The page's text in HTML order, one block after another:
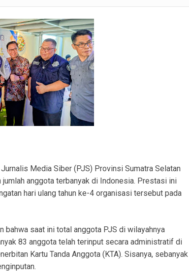
Masyarakat Hindari Membakar Lahan
Kerja Bahas Koordinasi Operasional
Tata Kelola Pemerintahan Desa Beruge Darat
Platdeker Patah dan Perataan Jalan dari Dana Desa.
Rumah di Prambatan Diamankan, Kerugian Korban Capai Rp36 Juta
PALI Ajak Seluruh Warga PALI Manfaatkan Potensi Perikanan Desa
Media Siber (PJS) Provinsi Sumatra Selatan
anggota terbanyak di Indonesia. Prestasi ini
hari ulang tahun ke-4 organisasi tersebut pada
bahwa saat ini total anggota PJS di wilayahnya
83 anggota telah terinput secara administratif di
Kartu Tanda Anggota (KTA). Sisanya, sebanyak